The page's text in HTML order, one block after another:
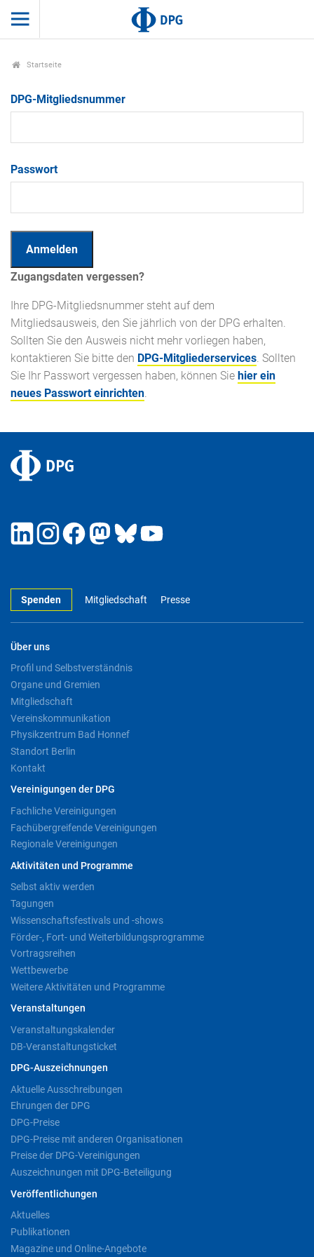
Startseite
DPG-Mitgliedsnummer
Passwort
Zugangsdaten vergessen?
Ihre DPG-Mitgliedsnummer steht auf dem
Mitgliedsausweis, den Sie jährlich von der DPG erhalten.
Sollten Sie den Ausweis nicht mehr vorliegen haben,
kontaktieren Sie bitte den DPG-Mitgliederservices . Sollten
Sie Ihr Passwort vergessen haben, können Sie hier ein
neues Passwort einrichten
Spenden Mitgliedschaft Presse
Über uns
Profil und Selbstverständnis
Organe und Gremien
Mitgliedschaft
Vereinskommunikation
Physikzentrum Bad Honnef
Standort Berlin
Kontakt
Vereinigungen der DPG
Fachliche Vereinigungen
Fachübergreifende Vereinigungen
Regionale Vereinigungen
Aktivitäten und Programme
Selbst aktiv werden
Tagungen
Wissenschaftsfestivals und -shows
Förder-, Fort- und Weiterbildungsprogramme
Vortragsreihen
Wettbewerbe
Weitere Aktivitäten und Programme
Veranstaltungen
Veranstaltungskalender
DB-Veranstaltungsticket
DPG-Auszeichnungen
Aktuelle Ausschreibungen
Ehrungen der DPG
DPG-Preise
DPG-Preise mit anderen Organisationen
Preise der DPG-Vereinigungen
Auszeichnungen mit DPG-Beteiligung
Veröffentlichungen
Aktuelles
Publikationen
Magazine und Online-Angebote